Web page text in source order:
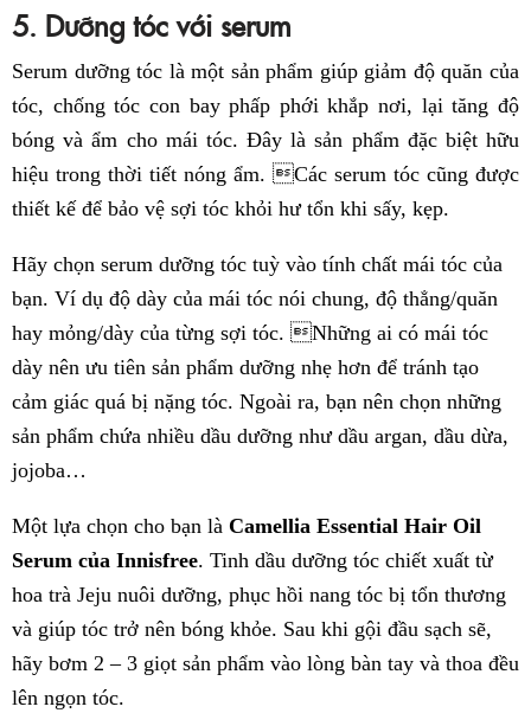
5. Dưỡng tóc với serum
Serum dưỡng tóc là một sản phẩm giúp giảm độ quăn của
tóc, chống tóc con bay phấp phới khắp nơi, lại tăng độ
bóng và ẩm cho mái tóc. Đây là sản phẩm đặc biệt hữu
hiệu trong thời tiết nóng ẩm. Các serum tóc cũng được
thiết kế để bảo vệ sợi tóc khỏi hư tổn khi sấy, kẹp.
Hãy chọn serum dưỡng tóc tuỳ vào tính chất mái tóc của
bạn. Ví dụ độ dày của mái tóc nói chung, độ thẳng/quăn
hay mỏng/dày của từng sợi tóc. Những ai có mái tóc
dày nên ưu tiên sản phẩm dưỡng nhẹ hơn để tránh tạo
cảm giác quá bị nặng tóc. Ngoài ra, bạn nên chọn những
sản phẩm chứa nhiều dầu dưỡng như dầu argan, dầu dừa,
jojoba…
Một lựa chọn cho bạn là Camellia Essential Hair Oil
Serum của Innisfree. Tinh dầu dưỡng tóc chiết xuất từ
hoa trà Jeju nuôi dưỡng, phục hồi nang tóc bị tổn thương
và giúp tóc trở nên bóng khỏe. Sau khi gội đầu sạch sẽ,
hãy bơm 2 – 3 giọt sản phẩm vào lòng bàn tay và thoa đều
lên ngọn tóc.